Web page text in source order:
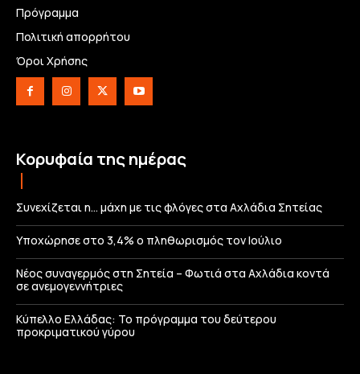
Πρόγραμμα
Πολιτική απορρήτου
Όροι Χρήσης
Κορυφαία της ημέρας
Συνεχίζεται η… μάχη με τις φλόγες στα Αχλάδια Σητείας
Υποχώρησε στο 3,4% ο πληθωρισμός τον Ιούλιο
Νέος συναγερμός στη Σητεία – Φωτιά στα Αχλάδια κοντά
σε ανεμογεννήτριες
Κύπελλο Ελλάδας: Το πρόγραμμα του δεύτερου
προκριματικού γύρου